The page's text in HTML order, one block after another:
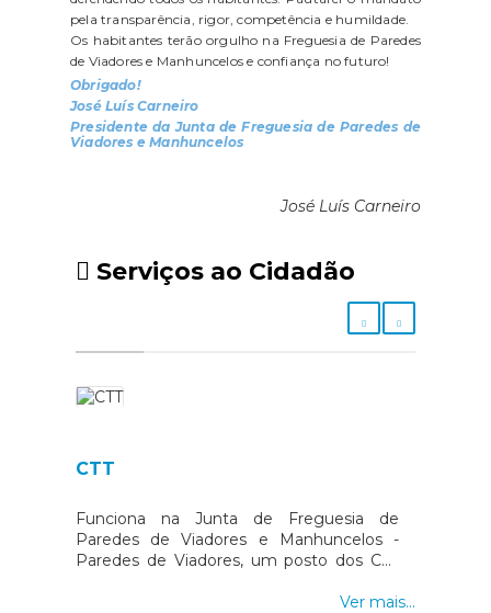
pela transparência, rigor, competência e humildade.
Os habitantes terão orgulho na Freguesia de Paredes
de Viadores e Manhuncelos e confiança no futuro!
Obrigado!
José Luís Carneiro
Presidente da Junta de Freguesia de Paredes de
Viadores e Manhuncelos
José Luís Carneiro
Serviços ao Cidadão
CTT
Funciona na Junta de Freguesia de
Paredes de Viadores e Manhuncelos -
Paredes de Viadores, um posto dos CTT
Ver mais...